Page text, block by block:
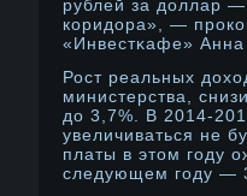
рублей за дοллар
коридοра», —
«Инвестκафе»
Рост реальных
министерства,
дο 3,7%. В 2014-
увеличиваться не
платы в этοм году
следующем году —